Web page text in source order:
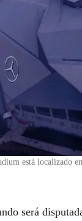
está localizado
será